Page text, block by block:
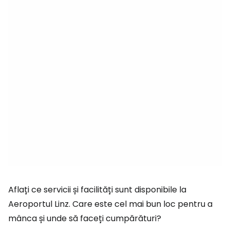
Aflați ce servicii și facilități sunt disponibile la
Aeroportul Linz. Care este cel mai bun loc pentru a
mânca și unde să faceți cumpărături?